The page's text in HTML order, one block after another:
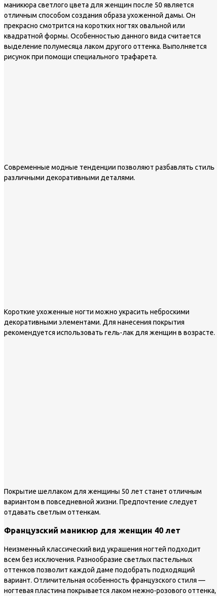
маникюра светлого цвета для женщин после 50 является
отличным способом создания образа ухоженной дамы. Он
прекрасно смотрится на коротких ногтях овальной или
квадратной формы. Особенностью данного вида считается
выделение полумесяца лаком другого оттенка. Выполняется
рисунок при помощи специального трафарета.
Современные модные тенденции позволяют разбавлять стиль
различными декоративными деталями.
Короткие ухоженные ногти можно украсить неброскими
декоративными элементами. Для нанесения покрытия
рекомендуется использовать гель-лак для женщин в возрасте.
Покрытие шеллаком для женщины 50 лет станет отличным
вариантом в повседневной жизни. Предпочтение следует
отдавать светлым оттенкам.
Французский маникюр для женщин 40 лет
Неизменный классический вид украшения ногтей подходит
всем без исключения. Разнообразие светлых пастельных
оттенков позволит каждой даме подобрать подходящий
вариант. Отличительная особенность французского стиля —
ногтевая пластина покрывается лаком нежно-розового оттенка,